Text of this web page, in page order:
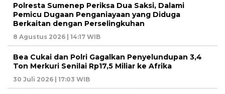
Polresta Sumenep Periksa Dua Saksi, Dalami
Pemicu Dugaan Penganiayaan yang Diduga
Berkaitan dengan Perselingkuhan
8 Agustus 2026 | 14:17 WIB
Bea Cukai dan Polri Gagalkan Penyelundupan 3,4
Ton Merkuri Senilai Rp17,5 Miliar ke Afrika
30 Juli 2026 | 17:03 WIB